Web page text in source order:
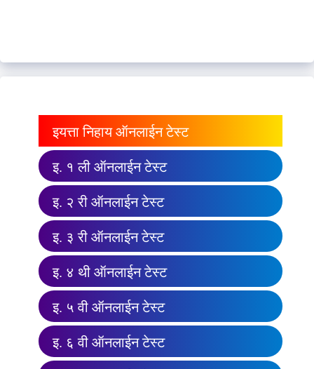
इयत्ता निहाय ऑनलाईन टेस्ट
इ. १ ली ऑनलाईन टेस्ट
इ. २ री ऑनलाईन टेस्ट
इ. ३ री ऑनलाईन टेस्ट
इ. ४ थी ऑनलाईन टेस्ट
इ. ५ वी ऑनलाईन टेस्ट
इ. ६ वी ऑनलाईन टेस्ट